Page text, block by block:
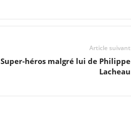
Article suivant
Super-héros malgré lui de Philippe
Lacheau